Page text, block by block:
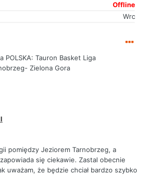
Offline
Wrc
POLSKA: Tauron Basket Liga
Zielona Gora
pomiędzy Jeziorem Tarnobrzeg, a
się ciekawie. Zastal obecnie
uważam, że będzie chciał bardzo szybko